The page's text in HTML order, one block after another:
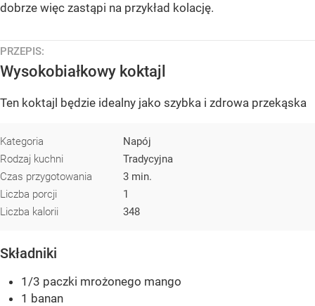
dobrze więc zastąpi na przykład kolację.
PRZEPIS:
Wysokobiałkowy koktajl
Ten koktajl będzie idealny jako szybka i zdrowa przekąska
Kategoria
Napój
Rodzaj kuchni
Tradycyjna
Czas przygotowania
3 min.
Liczba porcji
1
Liczba kalorii
348
Składniki
1/3 paczki mrożonego mango
1 banan